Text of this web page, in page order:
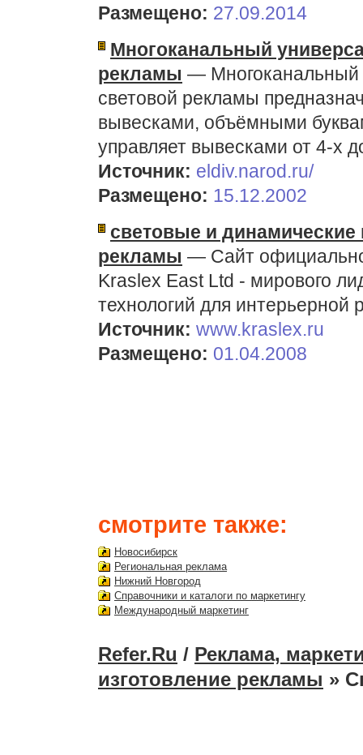
Размещено: 27.09.2014
Многоканальный
рекламы — Многоканальный
световой рекламы
вывесками, объёмными
управляет вывесками от 4-х
Источник: eldiv.narod.ru/
Размещено: 15.12.2002
световые и
рекламы — Сайт
Kraslex East Ltd - мирового
технологий для интерьерной
Источник: www.kraslex.ru
Размещено: 01.04.2008
смотрите также:
Новосибирск
Региональная реклама
Нижний Новгород
Справочники и каталоги по маркетингу
Международный маркетинг
Refer.Ru / Реклама,
изготовление рекламы »